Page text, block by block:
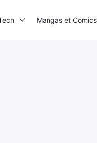
Mangas et Comics